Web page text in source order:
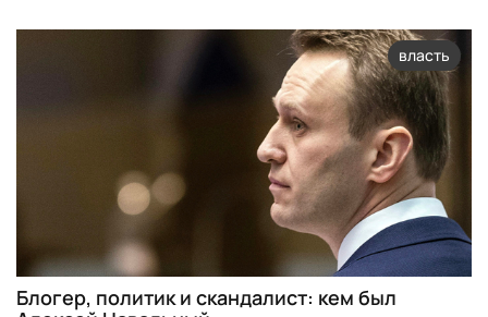
власть
Блогер, политик и скандалист: кем был